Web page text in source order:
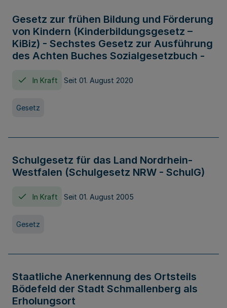
Gesetz zur frühen Bildung und Förderung
von Kindern (Kinderbildungsgesetz –
KiBiz) - Sechstes Gesetz zur Ausführung
des Achten Buches Sozialgesetzbuch -
In Kraft Seit 01. August 2020
Gesetz
Schulgesetz für das Land Nordrhein-
Westfalen (Schulgesetz NRW - SchulG)
In Kraft Seit 01. August 2005
Gesetz
Staatliche Anerkennung des Ortsteils
Bödefeld der Stadt Schmallenberg als
Erholungsort